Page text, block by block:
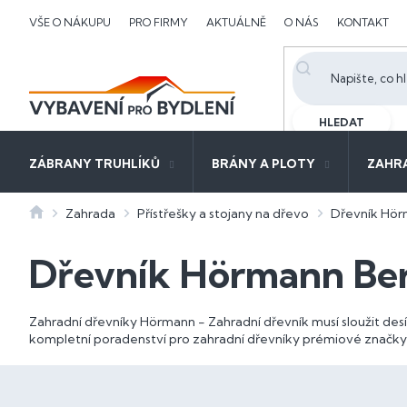
VŠE O NÁKUPU PRO FIRMY AKTUÁLNĚ O NÁS KONTAKT
HLEDAT
ZÁBRANY TRUHLÍKŮ BRÁNY A PLOTY
DomůZahrada Přístřešky a stojany na dřevo Dřevník
Dřevník Hörmann
Zahradní dřevníky Hörmann - Zahradní dřevník musí sloužit
kompletní poradenství pro zahradní dřevníky prémiové